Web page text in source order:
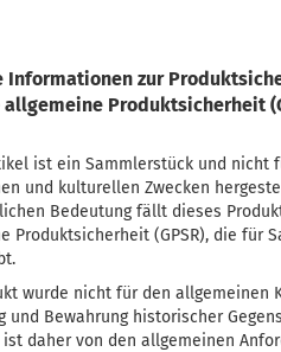
Informationen zur
Produktsicherheit
ist ein Sammlerstück und nicht
und kulturellen Zwecken
Bedeutung fällt dieses
Produktsicherheit (GPSR), die für
wurde nicht für den
und Bewahrung historischer
ist daher von den allgemeinen